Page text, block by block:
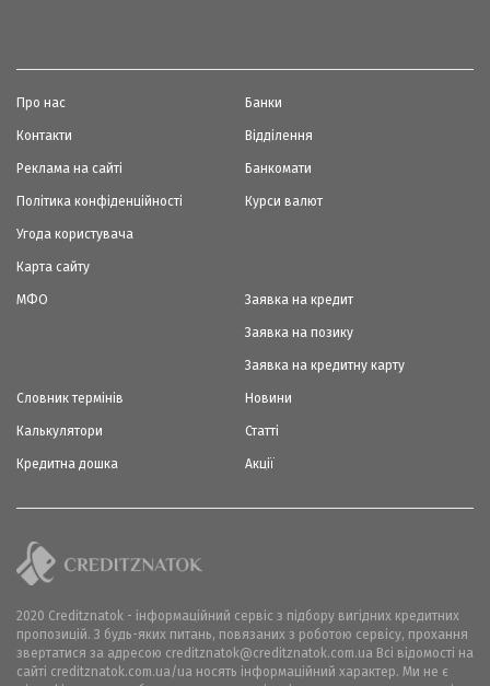
Про нас
Контакти
Реклама на сайті
Політика конфіденційності
Угода користувача
Карта сайту
Банки
Відділення
Банкомати
Курси валют
МФО Заявка на кредит
Заявка на позику
Заявка на кредитну карту
Словник термінів
Калькулятори
Кредитна дошка
Новини
Статті
Акції
2020 Creditznatok - інформаційний сервіс з підбору вигідних кредитних
пропозицій. З будь-яких питань, повязаних з роботою сервісу, прохання
звертатися за адресою creditznatok@creditznatok.com.ua Всі відомості на
сайті creditznatok.com.ua/ua носять інформаційний характер. Ми не є